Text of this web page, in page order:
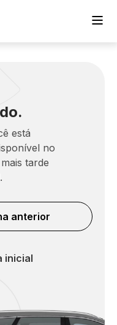
está
no
tarde
anterior
inicial